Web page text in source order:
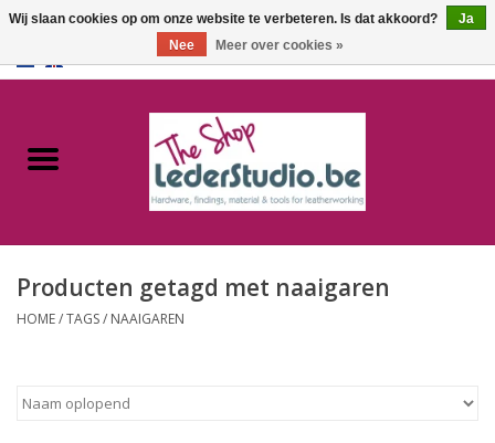
Catalogus
FAQ
Producten getagd met naaigaren
HOME/TAGS/ NAAIGAREN
Wij slaan cookies op om onze website te verbeteren. Is dat akkoord?
Ja
Nee
Meer over cookies »